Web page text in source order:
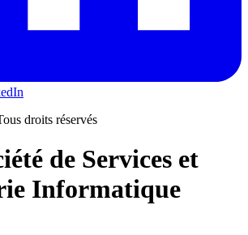
droits réservés
de Services et
Informatique